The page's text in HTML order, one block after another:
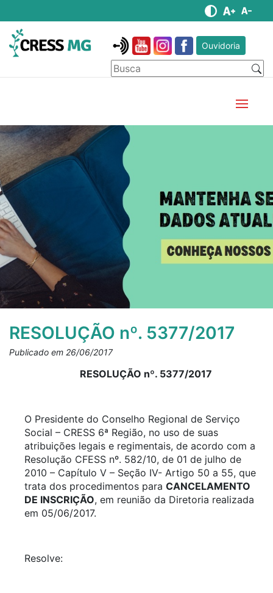
Ouvidoria
RESOLUÇÃO nº. 5377/2017
Publicado em 26/06/2017
RESOLUÇÃO nº. 5377/2017
O Presidente do Conselho Regional de Serviço
Social – CRESS 6ª Região, no uso de suas
atribuições legais e regimentais, de acordo com a
Resolução CFESS nº. 582/10, de 01 de julho de
2010 – Capítulo V – Seção IV- Artigo 50 a 55, que
trata dos procedimentos para CANCELAMENTO
DE INSCRIÇÃO, em reunião da Diretoria realizada
em 05/06/2017.
Resolve: